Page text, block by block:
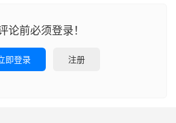
论前必须登录！
即登录 注册